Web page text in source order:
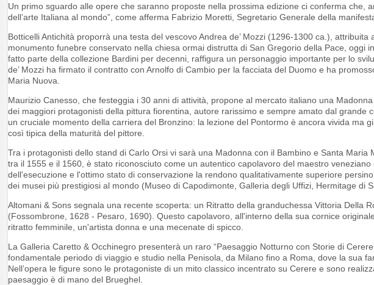
Un primo sguardo alle opere che saranno proposte nella prossima edizione ci conferma che,
dell’arte Italiana al mondo”, come afferma Fabrizio Moretti, Segretario Generale della
Botticelli Antichità proporrà una testa del vescovo Andrea de’ Mozzi (1296-1300 ca.),
monumento funebre conservato nella chiesa ormai distrutta di San Gregorio della Pace, oggi
fatto parte della collezione Bardini per decenni, raffigura un personaggio importante per lo
de’ Mozzi ha firmato il contratto con Arnolfo di Cambio per la facciata del Duomo e ha
Maria Nuova.
Maurizio Canesso, che festeggia i 30 anni di attività, propone al mercato italiano una
dei maggiori protagonisti della pittura fiorentina, autore rarissimo e sempre amato dal grande
un cruciale momento della carriera del Bronzino: la lezione del Pontormo è ancora vivida ma
così tipica della maturità del pittore.
Tra i protagonisti dello stand di Carlo Orsi vi sarà una Madonna con il Bambino e Santa Maria
tra il 1555 e il 1560, è stato riconosciuto come un autentico capolavoro del maestro
dell'esecuzione e l'ottimo stato di conservazione la rendono qualitativamente superiore
dei musei più prestigiosi al mondo (Museo di Capodimonte, Galleria degli Uffizi, Hermitage di
Altomani & Sons segnala una recente scoperta: un Ritratto della granduchessa Vittoria Della
(Fossombrone, 1628 - Pesaro, 1690). Questo capolavoro, all'interno della sua cornice
ritratto femminile, un'artista donna e una mecenate di spicco.
La Galleria Caretto & Occhinegro presenterà un raro “Paesaggio Notturno con Storie di
fondamentale periodo di viaggio e studio nella Penisola, da Milano fino a Roma, dove la sua
Nell’opera le figure sono le protagoniste di un mito classico incentrato su Cerere e sono
paesaggio è di mano del Brueghel.